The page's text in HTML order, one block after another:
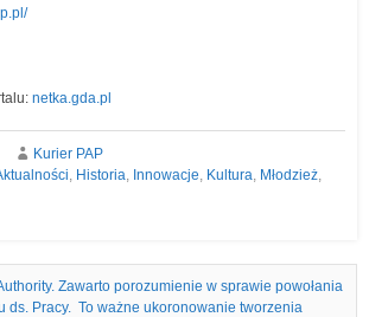
netka.gda.pl
Kurier PAP
, Historia, Innowacje, Kultura, Młodzież,
Zawarto porozumienie w sprawie powołania
ds. Pracy. To ważne ukoronowanie tworzenia